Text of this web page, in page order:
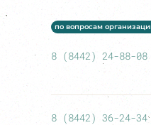
по вопросам
8 (8442) 24-88-
8 (8442) 36-24-